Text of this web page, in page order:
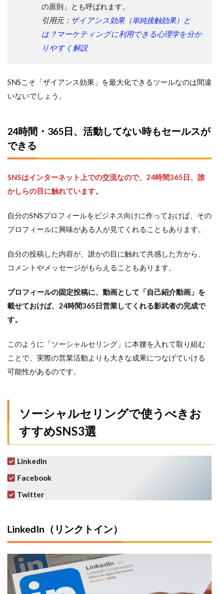
の原則」とも呼ばれます。
引用元： ザイアンス効果（単純接触効果）と
は？マーケティングに利用できる心理学を分か
りやすく解説
SNSこそ「ザイアンス効果」を最大化できるツールなのは間違
いないでしょう。
24時間・365日、活動してない時もセールスが
できる
SNSはインターネット上での交流なので、24時間365日、誰
かしらの目に触れています。
自分のSNSプロフィールをビジネス向けに作っておけば、その
プロフィールに興味がある人が見てくれることもあります。
自分の投稿した内容が、誰かの目に触れて共感した方から、
コメントやメッセージがもらえることもあります。
プロフィールの固定投稿に、動画として「自己紹介動画」を
載せておけば、24時間365日営業してくれる影武者の完成で
す。
このように「ソーシャルセリング」に本腰を入れて取り組む
ことで、実際の営業活動よりも大きな成果につなげていける
可能性があるのです。
ソーシャルセリングで使うべきお
すすめSNS3選
LinkedIn
Facebook
Twitter
LinkedIn（リンクトイン）